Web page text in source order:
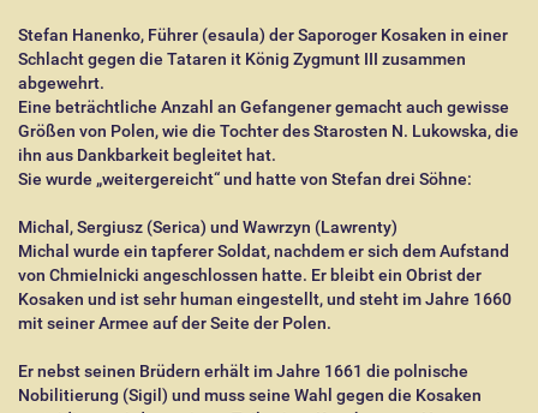
Stefan Hanenko, Führer (esaula) der Saporoger Kosaken in einer
Schlacht gegen die Tataren it König Zygmunt III zusammen
abgewehrt.
Eine beträchtliche Anzahl an Gefangener gemacht auch gewisse
Größen von Polen, wie die Tochter des Starosten N. Lukowska, die
ihn aus Dankbarkeit begleitet hat.
Sie wurde „weitergereicht“ und hatte von Stefan drei Söhne:
Michal, Sergiusz (Serica) und Wawrzyn (Lawrenty)
Michal wurde ein tapferer Soldat, nachdem er sich dem Aufstand
von Chmielnicki angeschlossen hatte. Er bleibt ein Obrist der
Kosaken und ist sehr human eingestellt, und steht im Jahre 1660
mit seiner Armee auf der Seite der Polen.
Er nebst seinen Brüdern erhält im Jahre 1661 die polnische
Nobilitierung (Sigil) und muss seine Wahl gegen die Kosaken